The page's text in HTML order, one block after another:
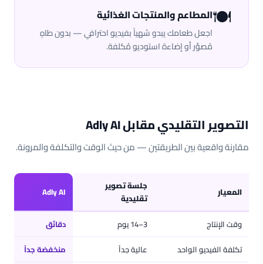
🍽️المطاعم والمنتجات الغذائية
اجعل طعامك يبدو شهياً بفيديو احترافي — بدون طاهٍ
مُصوَّر أو إضاءة استوديو مُكلفة.
التصوير التقليدي مقابل Adly AI
مقارنة واقعية بين الطريقتين — من حيث الوقت والتكلفة والمرونة.
المعيار
جلسة تصوير
تقليدية
Adly AI
وقت الإنتاج 3–14 يوم
دقائق
تكلفة الفيديو الواحد
عالية جداً
منخفضة جداً